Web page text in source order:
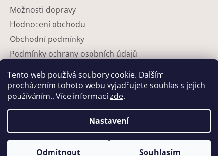
Tento web používá soubory cookie. Dalším
procházením tohoto webu vyjadřujete souhlas s jejich
používáním.. Více informacízde.
Nastavení
Odmítnout Souhlasím
Možnosti dopravy
Hodnocení obchodu
Obchodní podmínky
Podmínky ochrany osobních údajů
Partneři
Kontakty